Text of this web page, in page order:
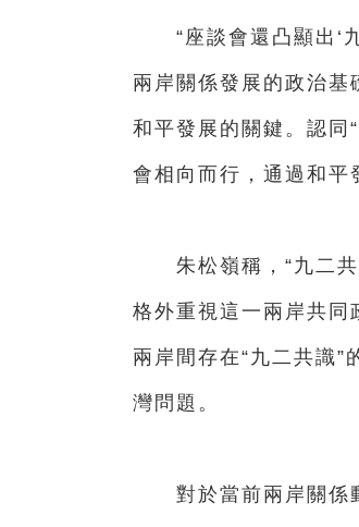
“座談會還凸顯出‘九
兩岸關係發展的政治基
和平發展的關鍵。認同
會相向而行，通過和平
朱松嶺稱，“九二共
格外重視這一兩岸共同
兩岸間存在“九二共識
灣問題。
對於當前兩岸關係動